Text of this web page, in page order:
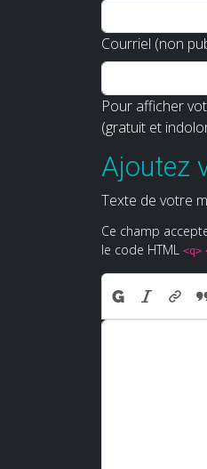
Courriel (non
Pour afficher
(gratuit et
Ajoutez
Texte de votre
Ce champ
le code HTML <q>